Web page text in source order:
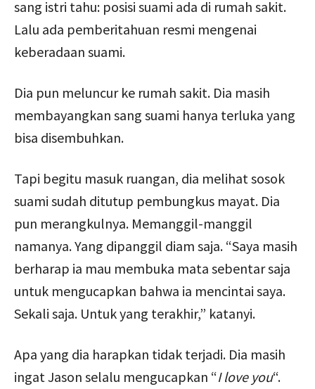
sang istri tahu: posisi suami ada di rumah sakit.
Lalu ada pemberitahuan resmi mengenai
keberadaan suami.
Dia pun meluncur ke rumah sakit. Dia masih
membayangkan sang suami hanya terluka yang
bisa disembuhkan.
Tapi begitu masuk ruangan, dia melihat sosok
suami sudah ditutup pembungkus mayat. Dia
pun merangkulnya. Memanggil-manggil
namanya. Yang dipanggil diam saja. “Saya masih
berharap ia mau membuka mata sebentar saja
untuk mengucapkan bahwa ia mencintai saya.
Sekali saja. Untuk yang terakhir,” katanyi.
Apa yang dia harapkan tidak terjadi. Dia masih
ingat Jason selalu mengucapkan “I love you“.